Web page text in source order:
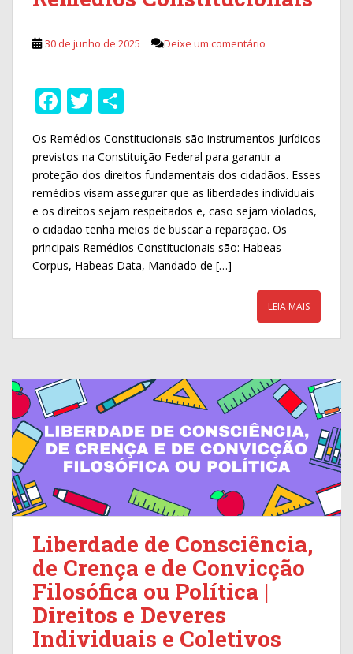
30 de junho de 2025 Deixe um comentário
F
ac
e
b
o
o
k
T
w
itt
er
h
ar
e
Os Remédios Constitucionais são instrumentos jurídicos
previstos na Constituição Federal para garantir a
proteção dos direitos fundamentais dos cidadãos. Esses
remédios visam assegurar que as liberdades individuais
e os direitos sejam respeitados e, caso sejam violados,
o cidadão tenha meios de buscar a reparação. Os
principais Remédios Constitucionais são: Habeas
Corpus, Habeas Data, Mandado de […]
LEIA MAIS
Liberdade de Consciência,
de Crença e de Convicção
Filosófica ou Política |
Direitos e Deveres
Individuais e Coletivos